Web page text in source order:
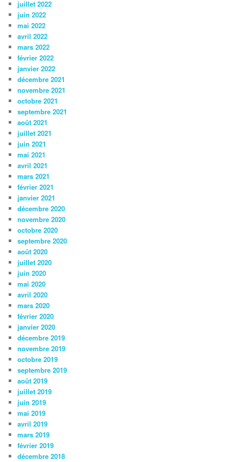
juillet 2022
juin 2022
mai 2022
avril 2022
mars 2022
février 2022
janvier 2022
décembre 2021
novembre 2021
octobre 2021
septembre 2021
août 2021
juillet 2021
juin 2021
mai 2021
avril 2021
mars 2021
février 2021
janvier 2021
décembre 2020
novembre 2020
octobre 2020
septembre 2020
août 2020
juillet 2020
juin 2020
mai 2020
avril 2020
mars 2020
février 2020
janvier 2020
décembre 2019
novembre 2019
octobre 2019
septembre 2019
août 2019
juillet 2019
juin 2019
mai 2019
avril 2019
mars 2019
février 2019
décembre 2018